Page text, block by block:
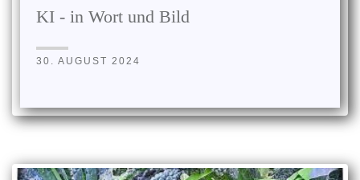
KI - in Wort und Bild
30. AUGUST 2024